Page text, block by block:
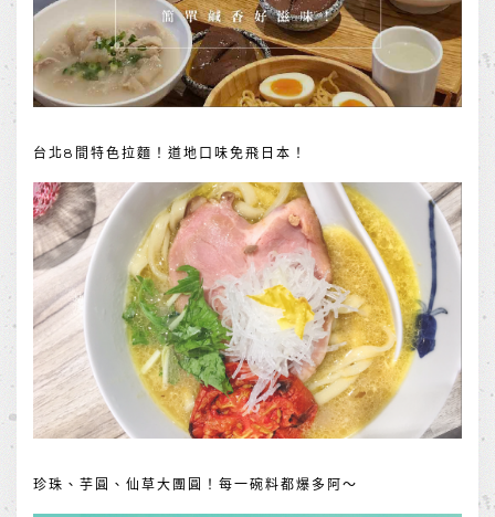
台北8間特色拉麵！道地口味免飛日本！
珍珠、芋圓、仙草大團圓！每一碗料都爆多阿～